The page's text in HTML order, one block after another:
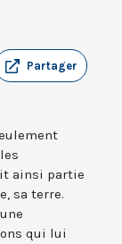
Partager
ainsi partie
sa terre.
qui lui